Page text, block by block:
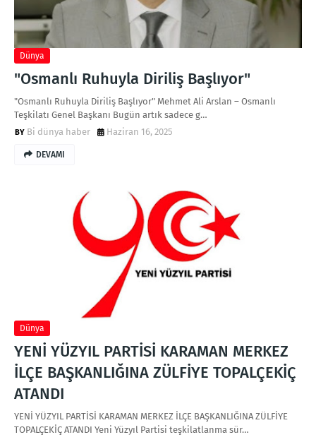
Dünya
"Osmanlı Ruhuyla Diriliş Başlıyor"
"Osmanlı Ruhuyla Diriliş Başlıyor" Mehmet Ali Arslan – Osmanlı
Teşkilatı Genel Başkanı Bugün artık sadece g…
Bi dünya haber
Haziran 16, 2025
DEVAMI
Dünya
YENİ YÜZYIL PARTİSİ KARAMAN MERKEZ
İLÇE BAŞKANLIĞINA ZÜLFİYE TOPALÇEKİÇ
ATANDI
YENİ YÜZYIL PARTİSİ KARAMAN MERKEZ İLÇE BAŞKANLIĞINA ZÜLFİYE
TOPALÇEKİÇ ATANDI Yeni Yüzyıl Partisi teşkilatlanma sür…